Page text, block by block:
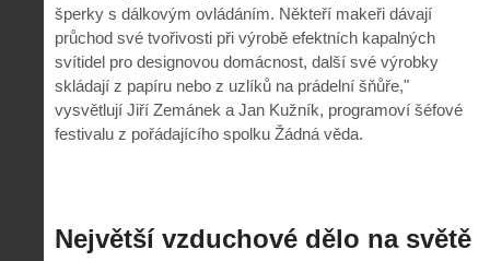
šperky s dálkovým ovládáním. Někteří makeři dávají
průchod své tvořivosti při výrobě efektních kapalných
svítidel pro designovou domácnost, další své výrobky
skládají z papíru nebo z uzlíků na prádelní šňůře,"
vysvětlují Jiří Zemánek a Jan Kužník, programoví šéfové
festivalu z pořádajícího spolku Žádná věda.
Největší vzduchové dělo na světě